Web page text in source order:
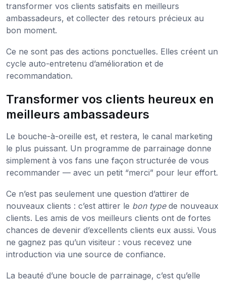
transformer vos clients satisfaits en meilleurs
ambassadeurs, et collecter des retours précieux au
bon moment.
Ce ne sont pas des actions ponctuelles. Elles créent un
cycle auto-entretenu d’amélioration et de
recommandation.
Transformer vos clients heureux en
meilleurs ambassadeurs
Le bouche-à-oreille est, et restera, le canal marketing
le plus puissant. Un programme de parrainage donne
simplement à vos fans une façon structurée de vous
recommander — avec un petit “merci” pour leur effort.
Ce n’est pas seulement une question d’attirer de
nouveaux clients : c’est attirer le bon typede nouveaux
clients. Les amis de vos meilleurs clients ont de fortes
chances de devenir d’excellents clients eux aussi. Vous
ne gagnez pas qu’un visiteur : vous recevez une
introduction via une source de confiance.
La beauté d’une boucle de parrainage, c’est qu’elle